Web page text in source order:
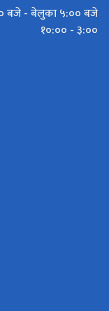
बजे - बेलुका ५:०० बजे
१०:०० - ३:००